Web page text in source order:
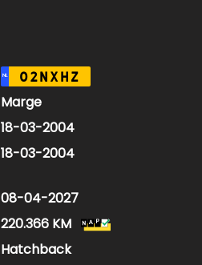
NL 02NXHZ
Marge
18-03-2004
18-03-2004
08-04-2027
220.366 KM
Hatchback